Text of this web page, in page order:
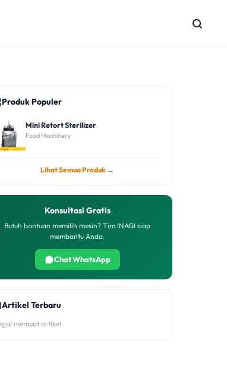
Produk Populer
Mini Retort Sterilizer
Food Machinery
Lihat Semua Produk →
Konsultasi Gratis
Butuh bantuan memilih mesin? Tim INAGI siap
membantu Anda.
Chat WhatsApp
Artikel Terbaru
memuat artikel.